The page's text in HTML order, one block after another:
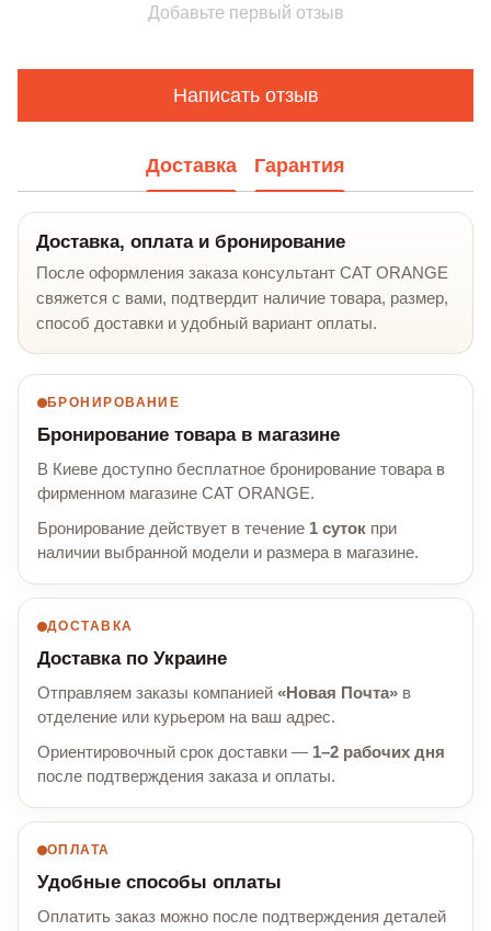
Добавьте первый отзыв
Написать отзыв
Доставка Гарантия
Доставка, оплата и бронирование
После оформления заказа консультант CAT ORANGE
свяжется с вами, подтвердит наличие товара, размер,
способ доставки и удобный вариант оплаты.
БРОНИРОВАНИЕ
Бронирование товара в магазине
В Киеве доступно бесплатное бронирование товара в
фирменном магазине CAT ORANGE.
Бронирование действует в течение 1 суток при
наличии выбранной модели и размера в магазине.
ДОСТАВКА
Доставка по Украине
Отправляем заказы компанией «Новая Почта» в
отделение или курьером на ваш адрес.
Ориентировочный срок доставки — 1–2 рабочих дня
после подтверждения заказа и оплаты.
ОПЛАТА
Удобные способы оплаты
Оплатить заказ можно после подтверждения деталей